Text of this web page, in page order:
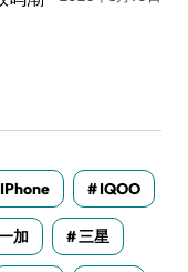
IPhone IQOO
加 三星